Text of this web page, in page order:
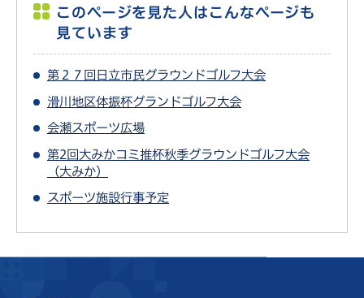
このページを見た人はこんなページも
見ています
第２７回日立市民グラウンドゴルフ大会
滑川地区体振杯グランドゴルフ大会
会瀬スポーツ広場
第2回大みかコミ推杯秋季グラウンドゴルフ大会
（大みか）
スポーツ施設行事予定